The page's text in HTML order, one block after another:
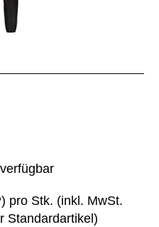
) pro Stk. (inkl. MwSt.
Standardartikel)